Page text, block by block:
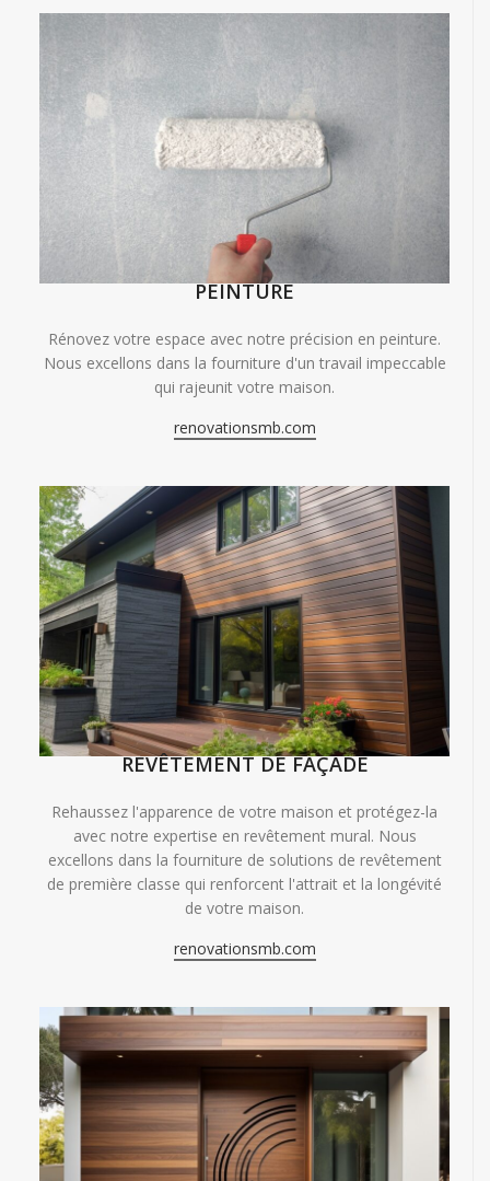
PEINTURE
Rénovez votre espace avec notre précision en peinture.
Nous excellons dans la fourniture d'un travail impeccable
qui rajeunit votre maison.
renovationsmb.com
REVÊTEMENT DE FAÇADE
Rehaussez l'apparence de votre maison et protégez-la
avec notre expertise en revêtement mural. Nous
excellons dans la fourniture de solutions de revêtement
de première classe qui renforcent l'attrait et la longévité
de votre maison.
renovationsmb.com